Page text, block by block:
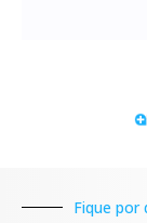
Fique por